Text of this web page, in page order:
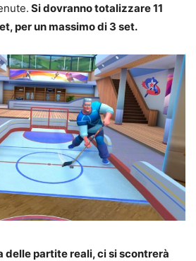
Si dovranno totalizzare 11
per un massimo di 3 set.
delle partite reali, ci si scontrerà